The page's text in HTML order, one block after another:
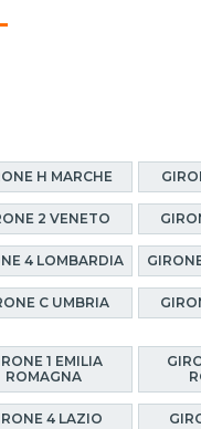
H MARCHE
2 VENETO
4 LOMBARDIA
C UMBRIA
1 EMILIA
ROMAGNA
4 LAZIO